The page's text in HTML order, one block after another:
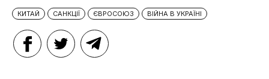
КИТАЙ САНКЦІЇ ЄВРОСОЮЗ ВІЙНА В УКРАЇНІ